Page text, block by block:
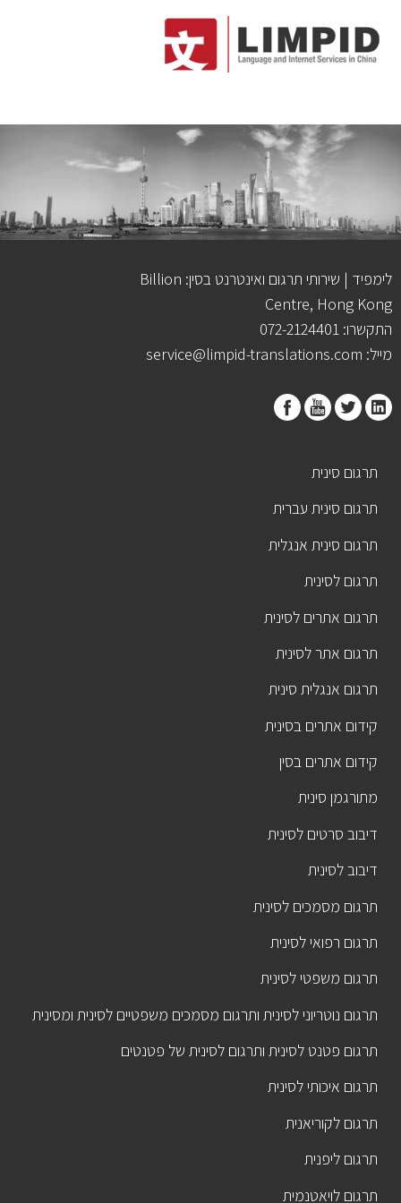
לימפיד | שירותי תרגום ואינטרנט בסין: Billion
Centre, Hong Kong
התקשרו: 072-2124401
מייל: service@limpid-translations.com
תרגום סינית
תרגום סינית עברית
תרגום סינית אנגלית
תרגום לסינית
תרגום אתרים לסינית
תרגום אתר לסינית
תרגום אנגלית סינית
קידום אתרים בסינית
קידום אתרים בסין
מתורגמן סינית
דיבוב סרטים לסינית
דיבוב לסינית
תרגום מסמכים לסינית
תרגום רפואי לסינית
תרגום משפטי לסינית
תרגום נוטריוני לסינית ותרגום מסמכים משפטיים לסינית ומסינית
תרגום פטנט לסינית ותרגום לסינית של פטנטים
תרגום איכותי לסינית
תרגום לקוריאנית
תרגום ליפנית
תרגום לויאטנמית